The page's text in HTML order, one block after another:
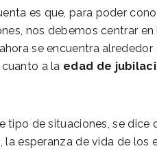
es que, para poder
nos debemos centrar
se encuentra
a la edad de
tipo de situaciones, se dice
la esperanza de vida de